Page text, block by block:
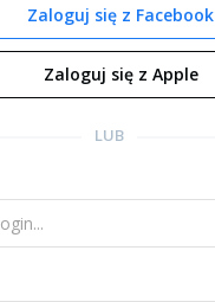
Zaloguj się z Facebook
Zaloguj się z Apple
LUB